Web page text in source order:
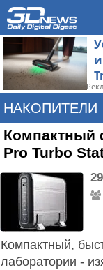
НАКОПИТЕЛИ
Компактный
Pro Turbo
Компактный,
лаборатории -